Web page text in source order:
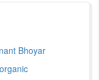
Bhoyar